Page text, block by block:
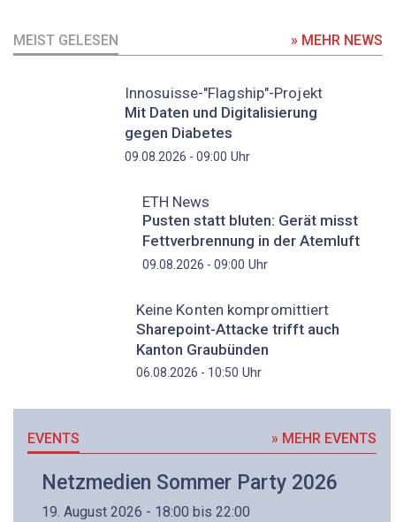
MEIST GELESEN » MEHR NEWS
Innosuisse-"Flagship"-Projekt
Mit Daten und Digitalisierung
gegen Diabetes
09.08.2026 - 09:00 Uhr
ETH News
Pusten statt bluten: Gerät misst
Fettverbrennung in der Atemluft
09.08.2026 - 09:00 Uhr
Keine Konten kompromittiert
Sharepoint-Attacke trifft auch
Kanton Graubünden
06.08.2026 - 10:50 Uhr
EVENTS » MEHR EVENTS
Netzmedien Sommer Party 2026
19. August 2026 - 18:00 bis 22:00